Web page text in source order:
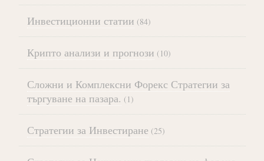
Инвестиционни статии (84)
Крипто анализи и прогнози (10)
Сложни и Комплексни Форекс Стратегии за
търгуване на пазара. (1)
Стратегии за Инвестиране (25)